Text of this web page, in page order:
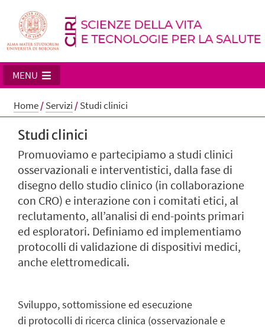
MENU
Home/Servizi /Studi clinici
Studi clinici
Promuoviamo e partecipiamo a studi clinici
osservazionali e interventistici, dalla fase di
disegno dello studio clinico (in collaborazione
con CRO) e interazione con i comitati etici, al
reclutamento, all’analisi di end-points primari
ed esploratori. Definiamo ed implementiamo
protocolli di validazione di dispositivi medici,
anche elettromedicali.
Sviluppo, sottomissione ed esecuzione
di protocolli di ricerca clinica (osservazionale e